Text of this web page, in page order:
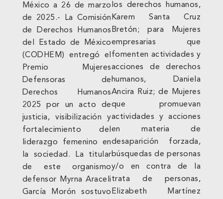
México a 26 de marzo
de 2025.- La Comisión
de Derechos Humanos
del Estado de México
(CODHEM) entregó el
Premio Mujeres
Defensoras de
Derechos Humanos
2025 por un acto de
justicia, visibilización y
fortalecimiento del
liderazgo femenino en
la sociedad. La titular
de este organismo
defensor Myrna Araceli
García Morón sostuvo
los derechos humanos,
Karem Santa Cruz
Bretón; para Mujeres
empresarias que
fomenten actividades y
acciones de derechos
humanos, Daniela
Ancira Ruiz; de Mujeres
que promuevan
actividades y acciones
en materia de
desaparición forzada,
búsquedas de personas
y/o en contra de la
trata de personas,
Elizabeth Martínez